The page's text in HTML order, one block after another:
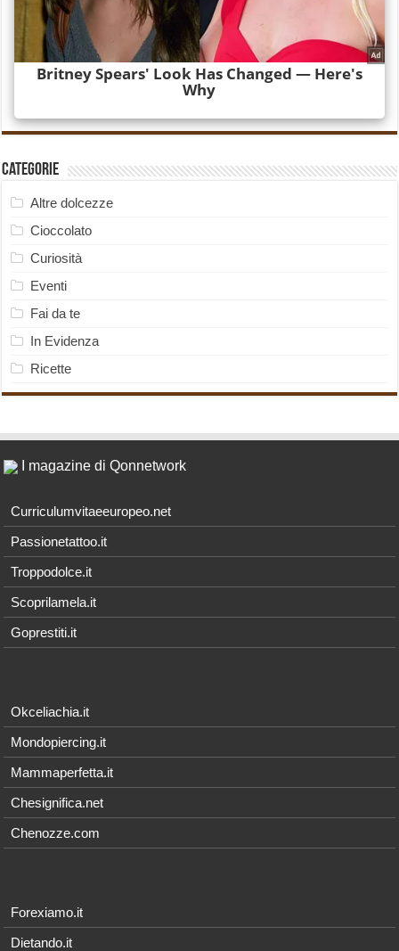
Categorie
Altre dolcezze
Cioccolato
Curiosità
Eventi
Fai da te
In Evidenza
Ricette
I magazine di Qonnetwork
Curriculumvitaeeuropeo.net
Passionetattoo.it
Troppodolce.it
Scoprilamela.it
Goprestiti.it
Okceliachia.it
Mondopiercing.it
Mammaperfetta.it
Chesignifica.net
Chenozze.com
Forexiamo.it
Dietando.it